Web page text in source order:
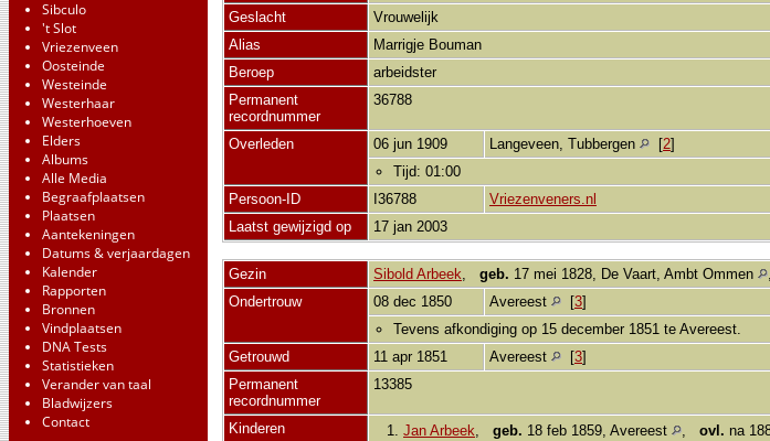
Sibculo
't Slot
Vriezenveen
Oosteinde
Westeinde
Westerhaar
Westerhoeven
Elders
Albums
Alle Media
Begraafplaatsen
Plaatsen
Aantekeningen
Datums & verjaardagen
Kalender
Rapporten
Bronnen
Vindplaatsen
DNA Tests
Statistieken
Verander van taal
Bladwijzers
Contact
Geslacht
Vrouwelijk
Alias
Marrigje Bouman
Beroep
arbeidster
Permanent
recordnummer
36788
Overleden 06 jun 1909 Langeveen, Tubbergen [2]
Tijd: 01:00
Persoon-ID
I36788
Vriezenveners.nl
Laatst gewijzigd op
17 jan 2003
Gezin Sibold Arbeek, geb. 17 mei 1828, De Vaart, Ambt Ommen
Ondertrouw
08 dec 1850 Avereest [3]
Tevens afkondiging op 15 december 1851 te Avereest.
Getrouwd
11 apr 1851 Avereest [3]
Permanent
recordnummer
13385
Kinderen 1. Jan Arbeek, geb. 18 feb 1859, Avereest , ovl. na